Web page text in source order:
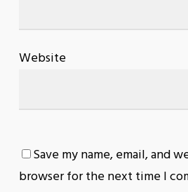
Website
Save my name, email, and
browser for the next time I